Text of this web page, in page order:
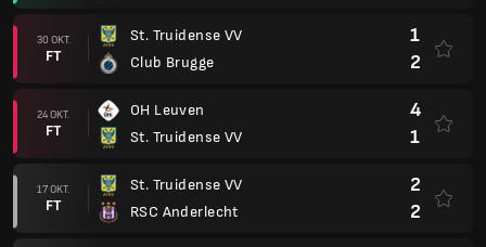
30 OKT.
FT
St. Truidense VV
Club Brugge
1
2
24 OKT.
FT
OH Leuven
St. Truidense VV
4
1
17 OKT.
FT
St. Truidense VV
RSC Anderlecht
2
2